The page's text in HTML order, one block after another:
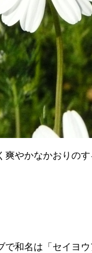
やかなかおりの
和名は「セイヨ